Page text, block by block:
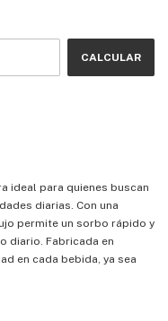
CALCULAR
ideal para quienes buscan
diarias. Con una
permite un sorbo rápido y
diario. Fabricada en
en cada bebida, ya sea